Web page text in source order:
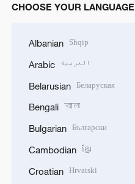
CHOOSE YOUR LANGUAGE
Albanian Shqip
Arabic العربية
Belarusian Беларуская
Bengali বাংলা
Bulgarian Български
Cambodian ខ្មែរ
Croatian Hrvatski